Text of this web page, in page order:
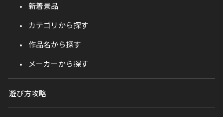
新着景品
カテゴリから探す
作品名から探す
メーカーから探す
遊び方攻略